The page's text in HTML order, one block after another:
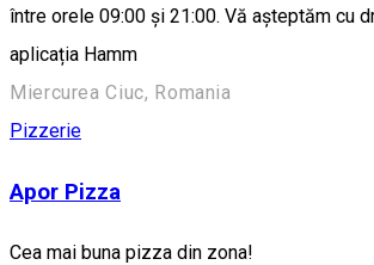
între orele 09:00 și 21:00. Vă așteptăm cu
aplicația Hamm
Miercurea Ciuc, Romania
Pizzerie
Apor Pizza
Cea mai buna pizza din zona!